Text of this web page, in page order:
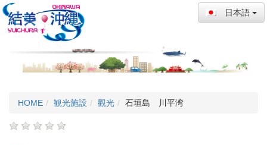
日本語
HOME 観光施設 觀光 石垣島 川平湾